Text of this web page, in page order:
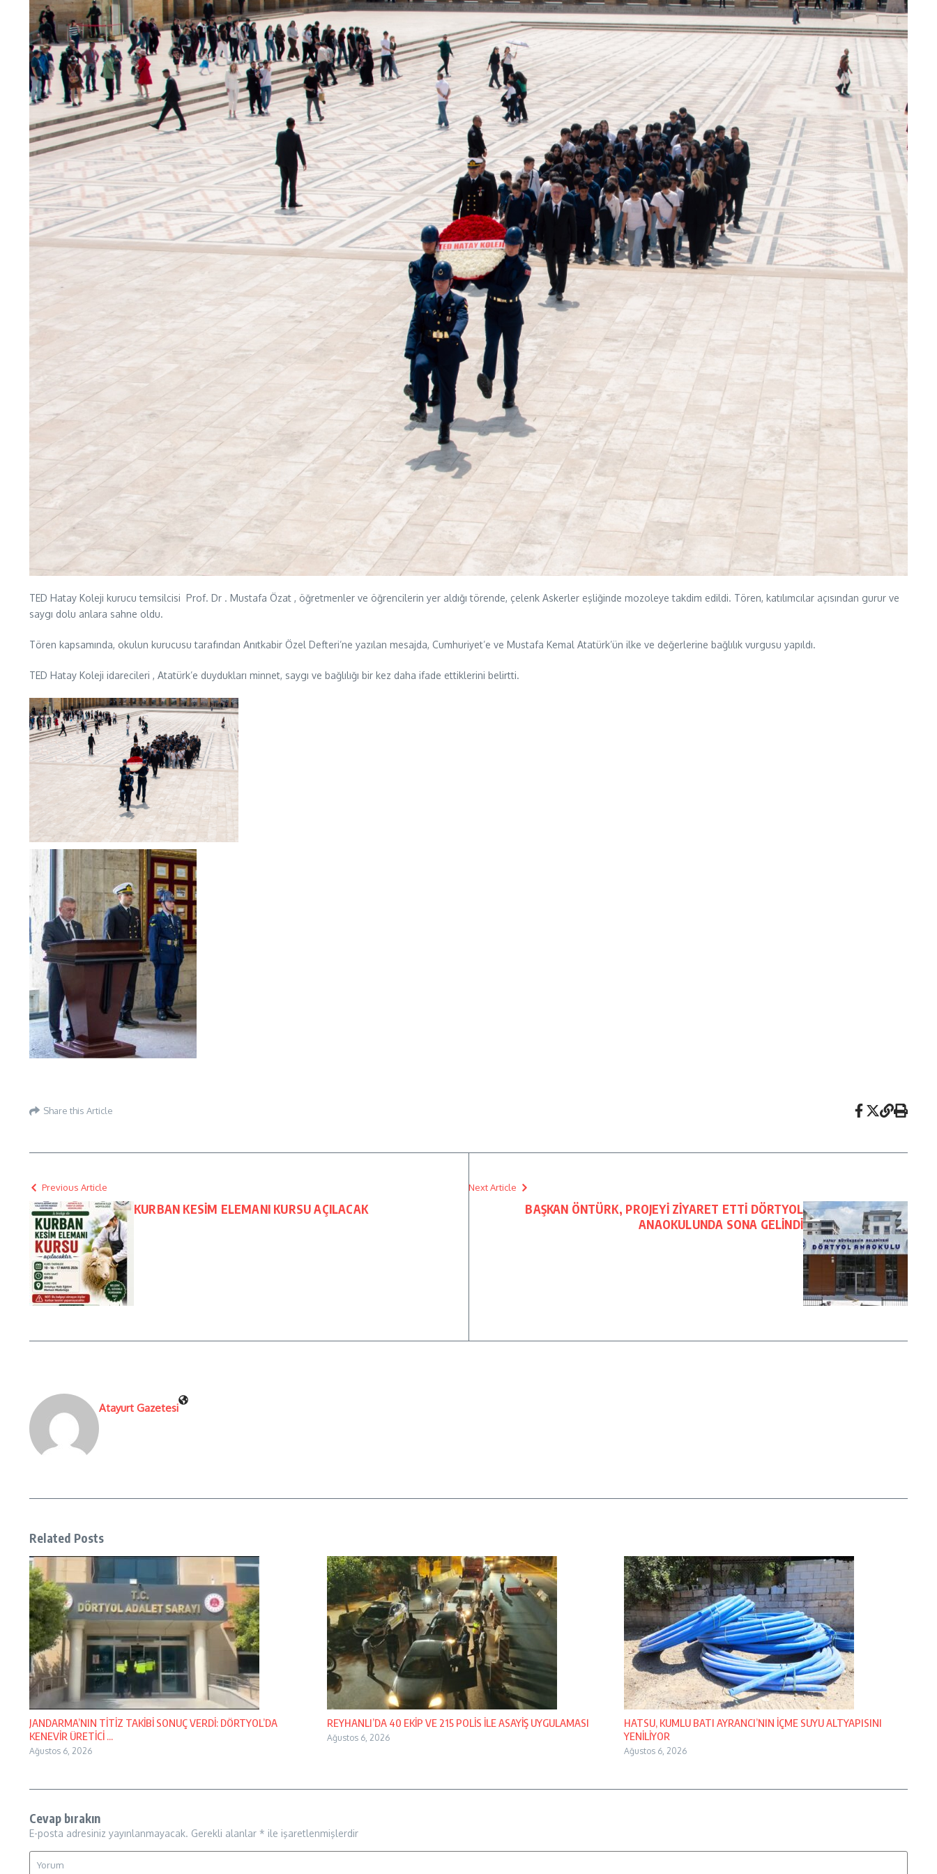
TED Hatay Koleji kurucu temsilcisi Prof. Dr . Mustafa Özat , öğretmenler ve öğrencilerin yer aldığı törende, çelenk Askerler eşliğinde mozoleye takdim edildi. Tören, katılımcılar açısından gurur ve
saygı dolu anlara sahne oldu.
Tören kapsamında, okulun kurucusu tarafından Anıtkabir Özel Defteri’ne yazılan mesajda, Cumhuriyet’e ve Mustafa Kemal Atatürk’ün ilke ve değerlerine bağlılık vurgusu yapıldı.
TED Hatay Koleji idarecileri , Atatürk’e duydukları minnet, saygı ve bağlılığı bir kez daha ifade ettiklerini belirtti.
Share this Article
Previous Article
KURBAN KESİM ELEMANI KURSU AÇILACAK
Next Article
BAŞKAN ÖNTÜRK, PROJEYİ ZİYARET ETTİ DÖRTYOL
ANAOKULUNDA SONA GELİNDİ
Atayurt Gazetesi
Related Posts
JANDARMA’NIN TİTİZ TAKİBİ SONUÇ VERDİ: DÖRTYOL’DA
KENEVİR ÜRETİCİ ...
Ağustos 6, 2026
REYHANLI’DA 40 EKİP VE 215 POLİS İLE ASAYİŞ UYGULAMASI
Ağustos 6, 2026
HATSU, KUMLU BATI AYRANCI’NIN İÇME SUYU ALTYAPISINI
YENİLİYOR
Ağustos 6, 2026
Cevap bırakın
E-posta adresiniz yayınlanmayacak. Gerekli alanlar * ile işaretlenmişlerdir